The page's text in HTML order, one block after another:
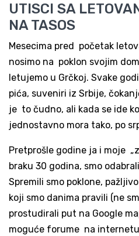
UTISCI SA
NA TASOS
Mesecima pred početak
nosimo na poklon svojim
letujemo u Grčkoj. Svake
pića, suveniri iz Srbije,
je to čudno, ali kada se ide
jednostavno mora tako, po
Pretprošle godine ja i moje
braku 30 godina, smo
Spremili smo poklone,
koji smo danima pravili (ne
prostudirali put na Google
moguće forume na